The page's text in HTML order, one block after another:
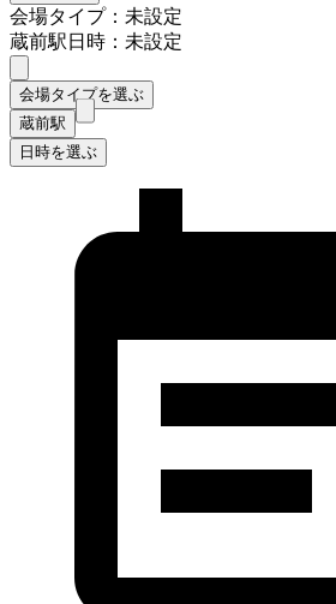
会場タイプ：未設定
蔵前駅日時：未設定
会場タイプを選ぶ
蔵前駅
日時を選ぶ